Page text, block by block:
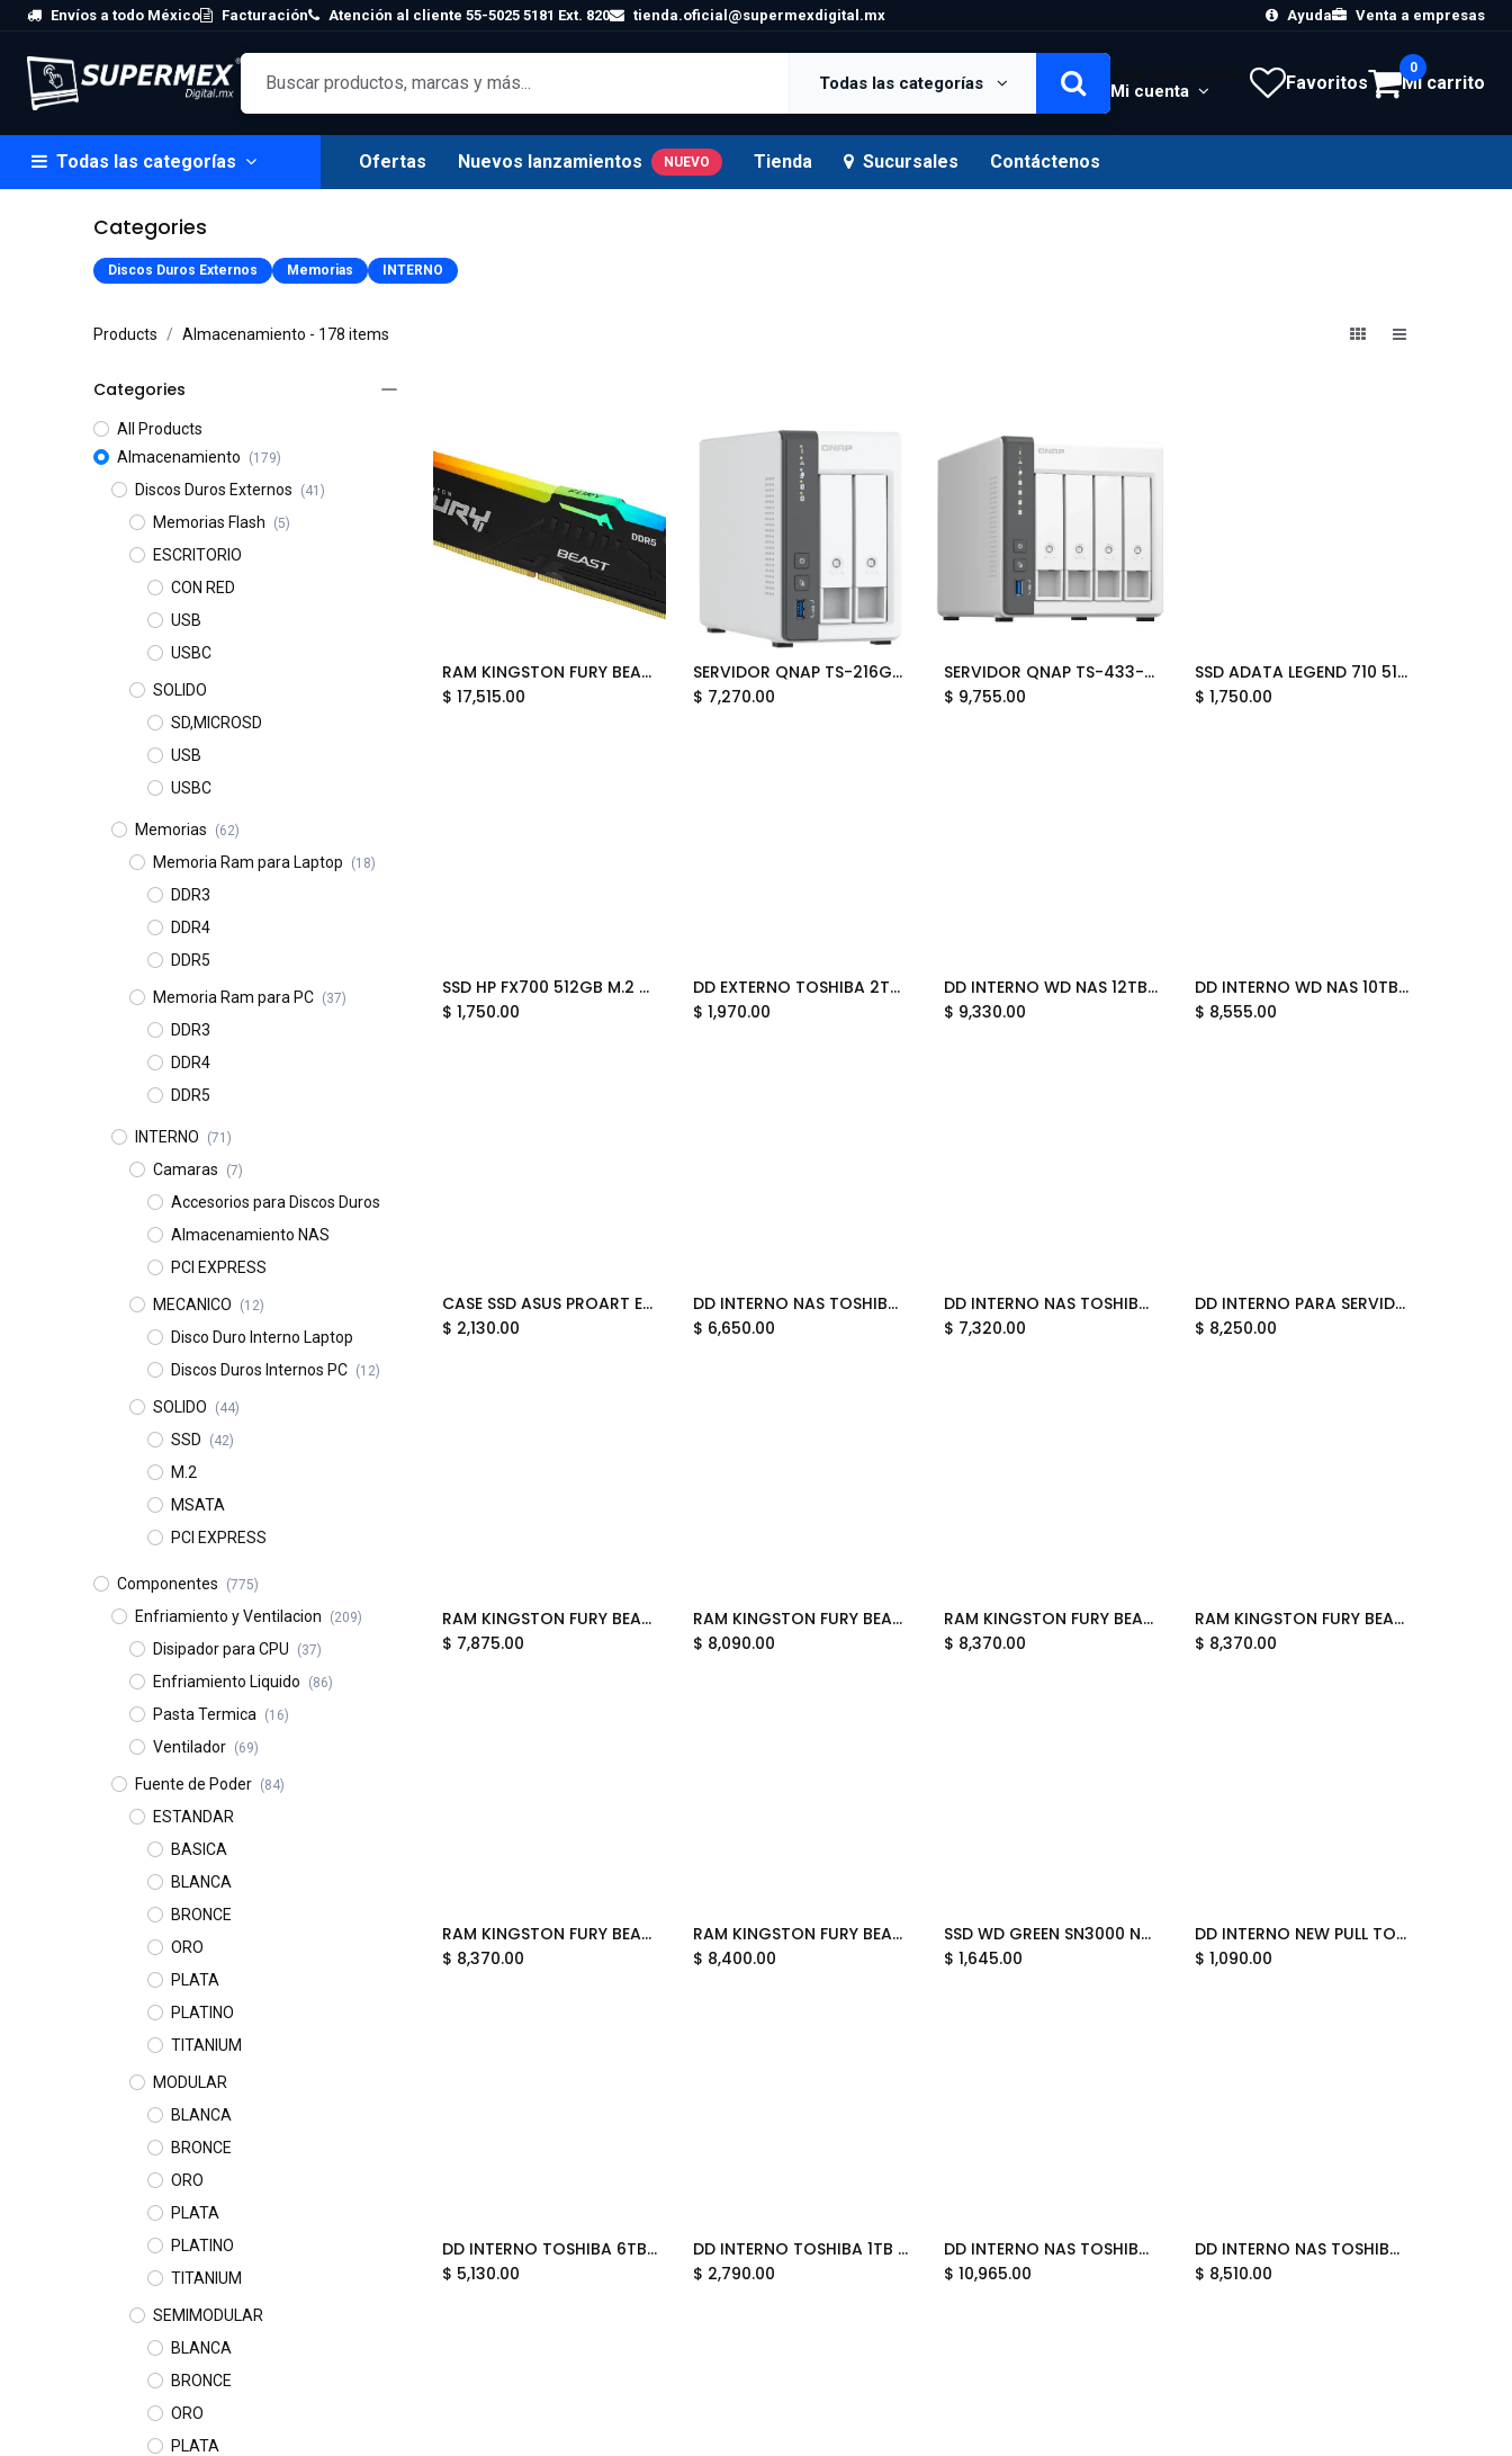
Skip to Content
Envíos a todo México Facturación Atención al cliente 55-5025 5181 Ext. 820 tienda.oficial@supermexdigital.mx Ayuda Venta a empresas
Todas las categorías Mi cuenta Favoritos Mi carrito
0
Todas las categorías Ofertas Nuevos lanzamientos NUEVO Tienda Sucursales Contáctenos
Categories
Discos Duros Externos Memorias INTERNO
Products Almacenamiento - 178 items
Categories
All Products
Almacenamiento
(179)
Discos Duros Externos (41)
Memorias Flash (5)
ESCRITORIO
CON RED
USB
USBC
SOLIDO
SD,MICROSD
USB
USBC
Memorias (62)
Memoria Ram para Laptop (18)
DDR3
DDR4
DDR5
Memoria Ram para PC (37)
DDR3
DDR4
DDR5
INTERNO (71)
Camaras (7)
Accesorios para Discos Duros
Almacenamiento NAS
PCI EXPRESS
MECANICO (12)
Disco Duro Interno Laptop
Discos Duros Internos PC
(12)
SOLIDO (44)
SSD (42)
M.2
MSATA
PCI EXPRESS
Componentes (775)
Enfriamiento y Ventilacion (209)
Disipador para CPU (37)
Enfriamiento Liquido (86)
Pasta Termica (16)
Ventilador (69)
Fuente de Poder (84)
ESTANDAR
BASICA
BLANCA
BRONCE
ORO
PLATA
PLATINO
TITANIUM
MODULAR
BLANCA
BRONCE
ORO
PLATA
PLATINO
TITANIUM
SEMIMODULAR
BLANCA
BRONCE
ORO
PLATA
Add to Cart
RAM KINGSTON FURY BEAST DDR5 64GB 1X64 5600 NEGRO RGB KF556C36BBEA-64 12M DE GARANTIA
$ 17,515.00
Add to Cart
SERVIDOR QNAP TS-216G-US CORTEX-A55 2.0GHZ 4GB DDR4 2BAHIAS WHITE S/N DISCOS 12M DE GRANTIA
$ 7,270.00
Add to Cart
SERVIDOR QNAP TS-433-4G-U CORTEX -A55 2.0GHZ 4GB DDR4 4BAHIAS WHITE S/N DISCOS 12M DE GARANTIA
$ 9,755.00
Add to Cart
SSD ADATA LEGEND 710 512GB M.2 2280 1800MB/2400MB ALEG-710-512GCS 11M DE GARANTIA
$1,750.00
Add to Cart
SSD HP FX700 512GB M.2 PCIEX 6300 MB/S 8U2N1AA 11M DE GARANTIA
$ 1,750.00
Add to Cart
DD EXTERNO TOSHIBA 2TB USB HDTCA20XG3AA CANVIO ADVANCE VERDE 3.0 11M DE GARANTIA
$ 1,970.00
Add to Cart
DD INTERNO WD NAS 12TB RED PLUS WD120EFGX SATA III 3.5 11M DE GARANTIA
$ 9,330.00
Add to Cart
DD INTERNO WD NAS 10TB RED PLUS WD100EFGX SATA III 3.5 11M DE GARANTIA
$ 8,555.00
Add to Cart
CASE SSD ASUS PROART ENCLOSURE PA40SU USB4 TIPO C 40GBPS NEGRO 90DD0330-BA8010 12M DE GARANTIA
$ 2,130.00
DD INTERNO NAS TOSHIBA14TB HDWG51EXZSTA N300 3.5 11M DE GARANTIA
$ 6,650.00
DD INTERNO NAS TOSHIBA 16TB HDWG51GXZSTA N300 3.5 11M DE GARANTIA
$ 7,320.00
DD INTERNO PARA SERVIDOR TOSHIBA 16TB MG09ACA16TE 3.5 11M DE GARANTIA
$ 8,250.00
Add to Cart
RAM KINGSTON FURY BEAST DDR5 32GB 6500 BLANCO KF556C36BWE-32 12M DE GARANTIA
$ 7,875.00
RAM KINGSTON FURY BEAST DDR5 32GB 5200 NEGRO RGB KF552C40BB2A-32 12M DE GARANTIA
$ 8,090.00
Add to Cart
RAM KINGSTON FURY BEAST DDR5 32GB 5200 BLANCO KF552C40BW-32 12M DE GARANTIA
$ 8,370.00
Add to Cart
RAM KINGSTON FURY BEAST DDR5 32GB 6000 NEGRO KF560C36BBE2-32 12M DE GARANTIA
$ 8,370.00
RAM KINGSTON FURY BEAST DDR5 32GB 6000 NEGRO RGB KF560C36BBE2A-32 12M DE GARANTIA
$ 8,370.00
RAM KINGSTON FURY BEAST DDR5 32GB 5600 BLANCO RGB KF556C36BWEA-32 12M DE GARANTIA
$ 8,400.00
Add to Cart
SSD WD GREEN SN3000 NVME 500GB PCI EXPRESS 4.0 M.2 WDS500G4G0E 11M DE GARANTIA
$1,645.00
Add to Cart
DD INTERNO NEW PULL TOSHIBA 1TB DT01ABA100V SATA 6.0 3.5 11M DE GARANTIA
$1,090.00
Add to Cart
DD INTERNO TOSHIBA 6TB MG10-D MG10ADA600E 3.5 11M DE GARANTIA
$ 5,130.00
Add to Cart
DD INTERNO TOSHIBA 1TB MG10-D MG10ADA100N 3.5 11M DE GARANTIA
$ 2,790.00
Add to Cart
DD INTERNO NAS TOSHIBA 20TB HDWG82AXZSTB N300 PRO 3.5 11M DE GARANTIA
$10,965.00
DD INTERNO NAS TOSHIBA 14TB N300 PRO HDWG51EXZSTB 3.5 11M DE GARANTIA
$ 8,510.00